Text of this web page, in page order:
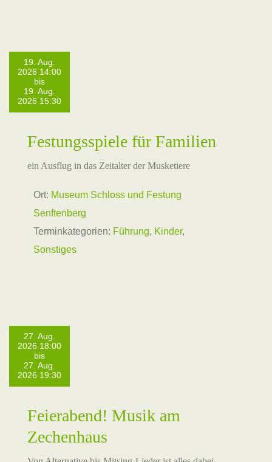
19. Aug.
2026 14:00
bis
19. Aug.
2026 15:30
Festungsspiele für Familien
ein Ausflug in das Zeitalter der Musketiere
Ort: Museum Schloss und Festung
Senftenberg
Terminkategorien: Führung, Kinder,
Sonstiges
27. Aug.
2026 18:00
bis
27. Aug.
2026 19:30
Feierabend! Musik am
Zechenhaus